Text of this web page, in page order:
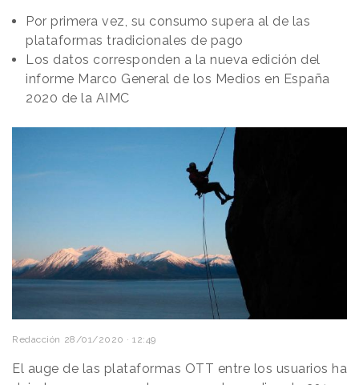
Por primera vez, su consumo supera al de las
plataformas tradicionales de pago
Los datos corresponden a la nueva edición del
informe Marco General de los Medios en España
2020 de la AIMC
Redacción 28/01/2020 · 12:49
El auge de las plataformas OTT entre los usuarios ha